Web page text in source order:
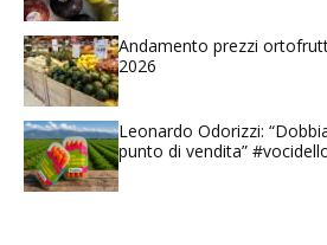
Andamento prezzi
2026
Leonardo Odorizzi:
punto di vendita”